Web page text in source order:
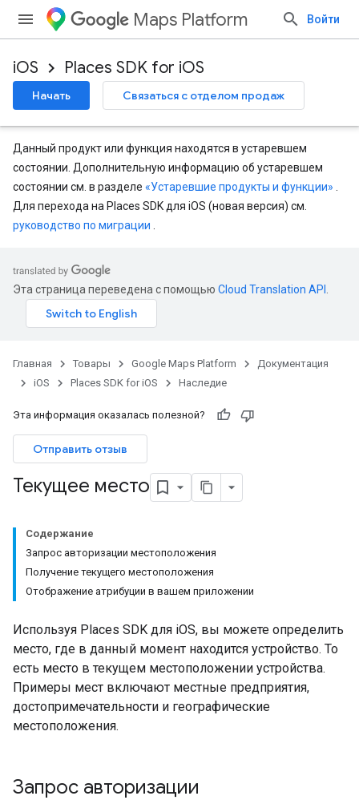
Maps Platform Войти
iOS Places SDK for iOS
Начать Связаться с отделом продаж
Данный продукт или функция находятся в устаревшем
состоянии. Дополнительную информацию об устаревшем
состоянии см. в разделе «Устаревшие продукты и функции»
Для перехода на Places SDK для iOS (новая версия) см.
руководство по миграции
Эта страница переведена с помощью Cloud Translation API
Главная Товары Google Maps Platform
Документация
iOS
Places SDK for iOS Наследие
Эта информация оказалась полезной?
Отправить отзыв
Текущее место
Содержание
Запрос авторизации местоположения
Получение текущего местоположения
Отображение атрибуции в вашем приложении
Используя Places SDK для iOS, вы можете определить
место, где в данный момент находится устройство. То
есть место в текущем местоположении устройства.
Примеры мест включают местные предприятия,
достопримечательности и географические
местоположения.
Запрос авторизации